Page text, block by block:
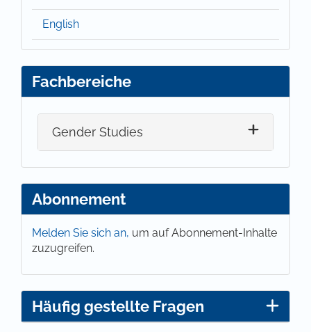
English
Fachbereiche
Gender Studies
Abonnement
Melden Sie sich an, um auf Abonnement-Inhalte
zuzugreifen.
Häufig gestellte Fragen